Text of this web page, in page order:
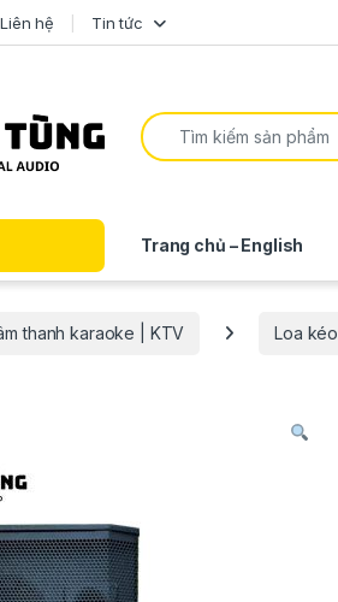
Liên hệ Tin tức
Trang chủ – English
thanh karaoke | KTV Loa kéo